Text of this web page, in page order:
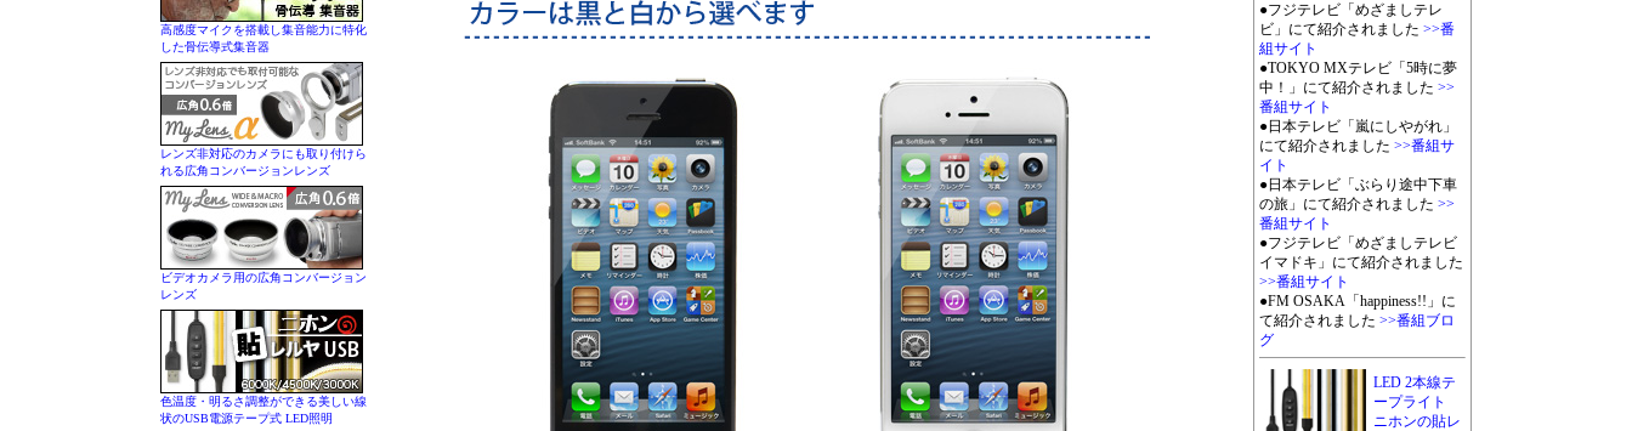
高感度マイクを搭載し集音能力に特化
した骨伝導式集音器
レンズ非対応のカメラにも取り付けら
れる広角コンバージョンレンズ
ビデオカメラ用の広角コンバージョン
レンズ
色温度・明るさ調整ができる美しい線
状のUSB電源テープ式 LED照明
●フジテレビ「めざましテレ
ビ」にて紹介されました >>番
組サイト
●TOKYO MXテレビ「5時に夢
中！」にて紹介されました >>
番組サイト
●日本テレビ「嵐にしやがれ」
にて紹介されました >>番組サ
イト
●日本テレビ「ぶらり途中下車
の旅」にて紹介されました >>
番組サイト
●フジテレビ「めざましテレビ
イマドキ」にて紹介されました
>>番組サイト
●FM OSAKA「happiness!!」に
て紹介されました >>番組ブロ
グ
LED 2本線テ
ープライト
ニホンの貼レ